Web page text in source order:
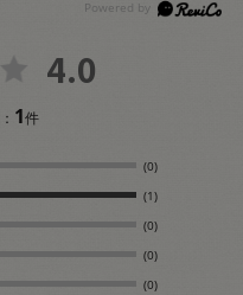
4.0
1件
(0)
(1)
(0)
(0)
(0)